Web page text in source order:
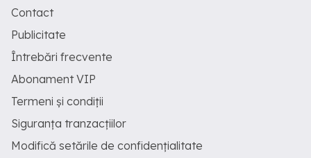
Contact
Publicitate
Întrebări frecvente
Abonament VIP
Termeni și condiții
Siguranța tranzacțiilor
Modifică setările de confidențialitate